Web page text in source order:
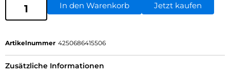
In den Warenkorb Jetzt kaufen
Artikelnummer 4250686415506
Zusätzliche Informationen